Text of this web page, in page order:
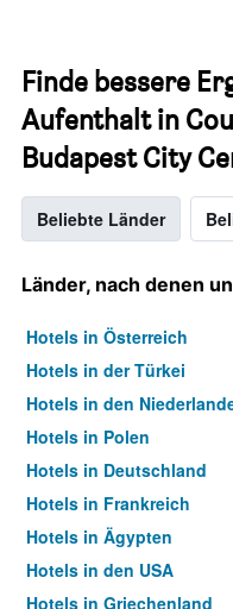
Finde bessere
Aufenthalt in
Budapest City
Beliebte Länder
Länder, nach denen
Hotels in Österreich
Hotels in der Türkei
Hotels in den
Hotels in Polen
Hotels in Deutschland
Hotels in Frankreich
Hotels in Ägypten
Hotels in den USA
Hotels in Griechenland